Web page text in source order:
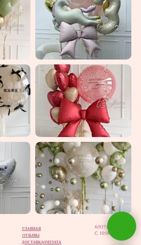
ОТЗЫВЫ
ГЛАВНАЯ
ДОСТАВКА/ОПЛАТА
8(937)202-02-12
С 10:00 до 20:00